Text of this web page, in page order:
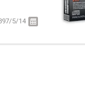
کلید
پنهان
5/14